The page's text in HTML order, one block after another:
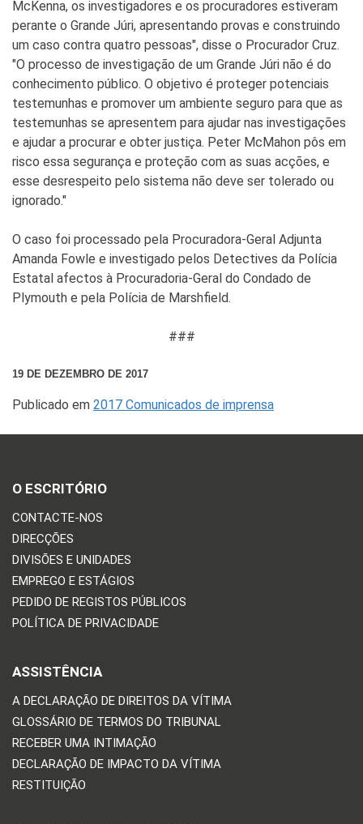
McKenna, os investigadores e os procuradores estiveram
perante o Grande Júri, apresentando provas e construindo
um caso contra quatro pessoas", disse o Procurador Cruz.
"O processo de investigação de um Grande Júri não é do
conhecimento público. O objetivo é proteger potenciais
testemunhas e promover um ambiente seguro para que as
testemunhas se apresentem para ajudar nas investigações
e ajudar a procurar e obter justiça. Peter McMahon pôs em
risco essa segurança e proteção com as suas acções, e
esse desrespeito pelo sistema não deve ser tolerado ou
ignorado."
O caso foi processado pela Procuradora-Geral Adjunta
Amanda Fowle e investigado pelos Detectives da Polícia
Estatal afectos à Procuradoria-Geral do Condado de
Plymouth e pela Polícia de Marshfield.
###
19 DE DEZEMBRO DE 2017
Publicado em 2017 Comunicados de imprensa
O ESCRITÓRIO
CONTACTE-NOS
DIRECÇÕES
DIVISÕES E UNIDADES
EMPREGO E ESTÁGIOS
PEDIDO DE REGISTOS PÚBLICOS
POLÍTICA DE PRIVACIDADE
ASSISTÊNCIA
A DECLARAÇÃO DE DIREITOS DA VÍTIMA
GLOSSÁRIO DE TERMOS DO TRIBUNAL
RECEBER UMA INTIMAÇÃO
DECLARAÇÃO DE IMPACTO DA VÍTIMA
RESTITUIÇÃO